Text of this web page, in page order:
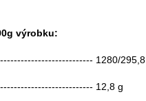
výrobku:
1280/295,8
12,8 g